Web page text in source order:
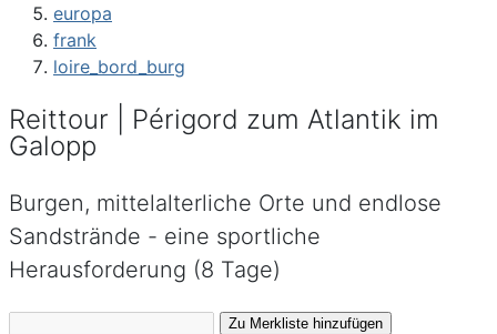
europa
frank
loire_bord_burg
Reittour | Périgord zum Atlantik im
Galopp
Burgen, mittelalterliche Orte und endlose
Sandstrände - eine sportliche
Herausforderung (8 Tage)